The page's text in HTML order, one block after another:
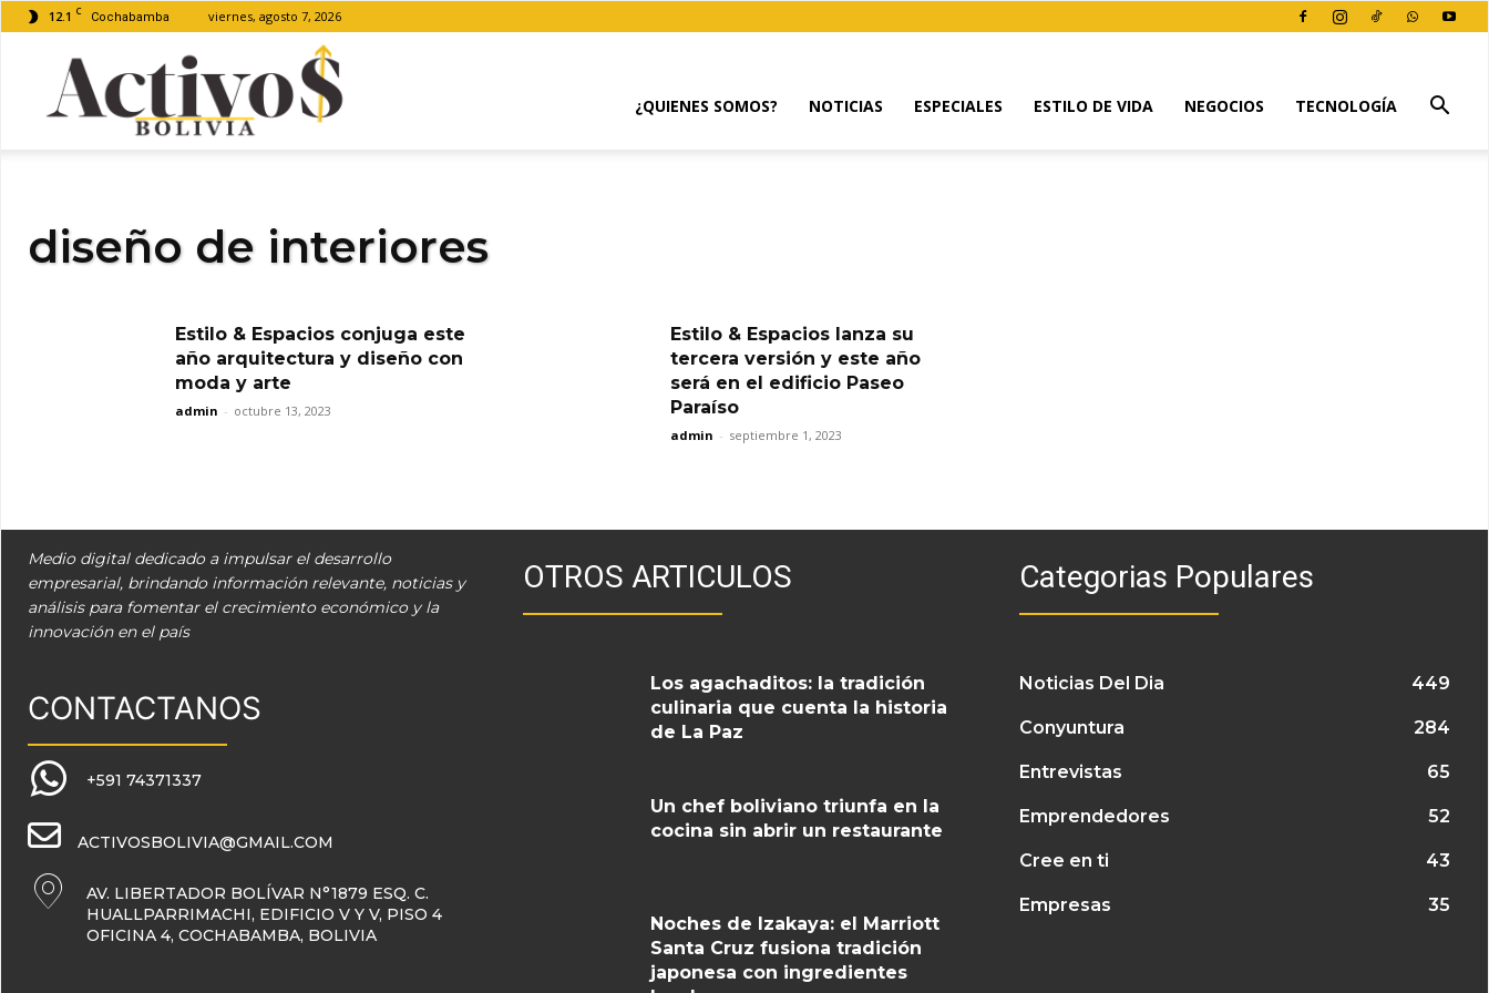
12.1 C Cochabamba viernes, agosto 7, 2026
¿QUIENES SOMOS? NOTICIAS ESPECIALES ESTILO DE VIDA NEGOCIOS TECNOLOGÍA
diseño de interiores
Estilo & Espacios conjuga este
año arquitectura y diseño con
moda y arte
admin - octubre 13, 2023
Estilo & Espacios lanza su
tercera versión y este año
será en el edificio Paseo
Paraíso
admin - septiembre 1, 2023
Medio digital dedicado a impulsar el desarrollo
empresarial, brindando información relevante, noticias y
análisis para fomentar el crecimiento económico y la
innovación en el país
CONTACTANOS
+591 74371337
ACTIVOSBOLIVIA@GMAIL.COM
AV. LIBERTADOR BOLÍVAR N°1879 ESQ. C.
HUALLPARRIMACHI, EDIFICIO V Y V, PISO 4
OFICINA 4, COCHABAMBA, BOLIVIA
OTROS ARTICULOS
Los agachaditos: la tradición
culinaria que cuenta la historia
de La Paz
Un chef boliviano triunfa en la
cocina sin abrir un restaurante
Noches de Izakaya: el Marriott
Santa Cruz fusiona tradición
japonesa con ingredientes
Categorias Populares
Noticias Del Dia 449
Conyuntura 284
Entrevistas 65
Emprendedores 52
Cree en ti 43
Empresas 35